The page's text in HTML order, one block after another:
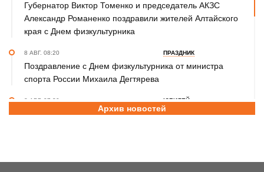
Губернатор Виктор Томенко и председатель АКЗС
Александр Романенко поздравили жителей Алтайского
края с Днем физкультурника
8 АВГ. 08:20 ПРАЗДНИК
Поздравление с Днем физкультурника от министра
спорта России Михаила Дегтярева
8 АВГ. 07:30 ЮБИЛЕЙ
Базовый элемент. Александру Городову - 70 лет
олимпийского резерва состоялось награждение
Архив новостей